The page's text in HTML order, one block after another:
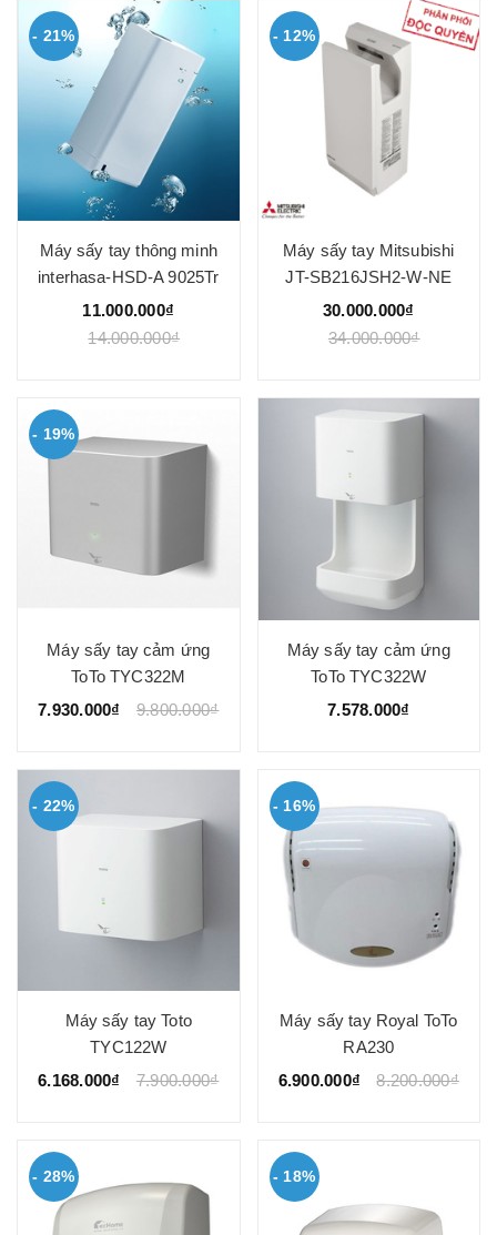
- 21%
Máy sấy tay thông minh
interhasa-HSD-A 9025Tr
11.000.000₫
14.000.000₫
- 12%
Máy sấy tay Mitsubishi
JT-SB216JSH2-W-NE
30.000.000₫
34.000.000₫
- 19%
Máy sấy tay cảm ứng
ToTo TYC322M
7.930.000₫
9.800.000₫
Máy sấy tay cảm ứng
ToTo TYC322W
7.578.000₫
- 22%
Máy sấy tay Toto
TYC122W
6.168.000₫
7.900.000₫
- 16%
Máy sấy tay Royal ToTo
RA230
6.900.000₫
8.200.000₫
- 28% - 18%